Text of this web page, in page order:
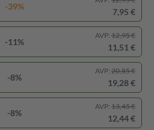
-39%
7,95 €
-11%
AVP: 12,95 €
11,51 €
-8%
AVP: 20,85 €
19,28 €
-8%
AVP: 13,45 €
12,44 €